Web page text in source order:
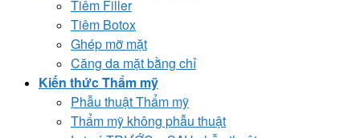
Tiêm Filler
Tiêm Botox
Ghép mỡ mặt
Căng da mặt bằng chỉ
Kiến thức Thẩm mỹ
Phẫu thuật Thẩm mỹ
Thẩm mỹ không phẫu thuật